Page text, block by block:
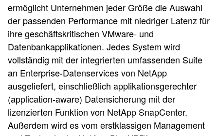
ermöglicht Unternehmen jeder Größe die Auswahl
der passenden Performance mit niedriger Latenz für
ihre geschäftskritischen VMware- und
Datenbankapplikationen. Jedes System wird
vollständig mit der integrierten umfassenden Suite
an Enterprise-Datenservices von NetApp
ausgeliefert, einschließlich applikationsgerechter
(application-aware) Datensicherung mit der
lizenzierten Funktion von NetApp SnapCenter.
Außerdem wird es vom erstklassigen Management